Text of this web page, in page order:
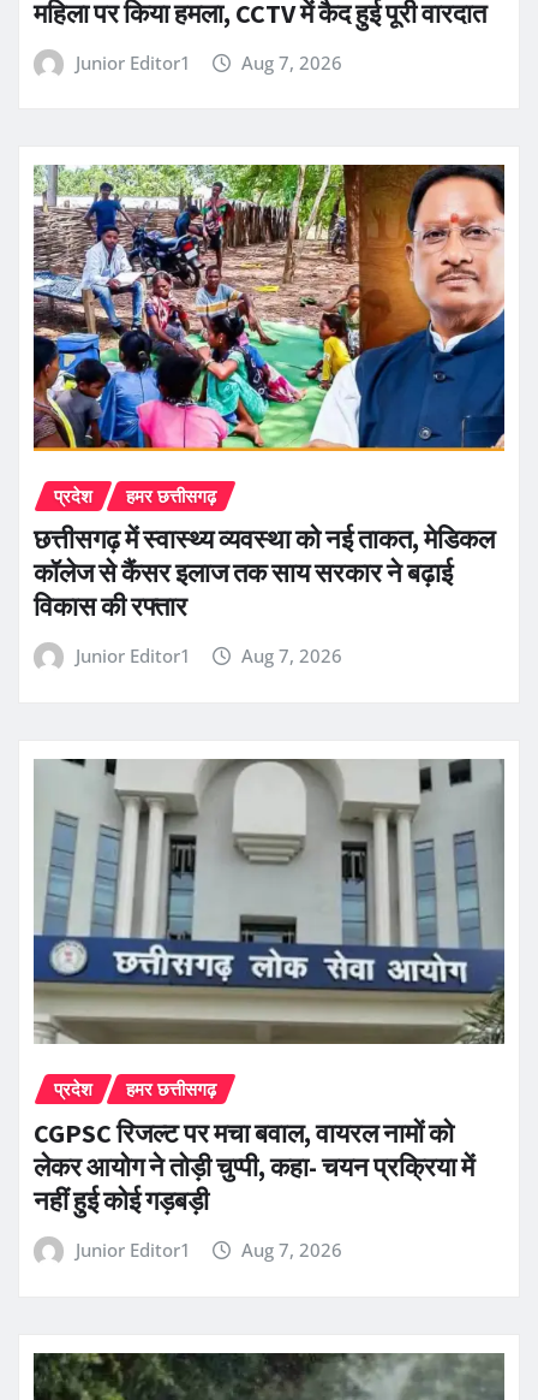
महिला पर किया हमला, CCTV में कैद हुई पूरी वारदात
Junior Editor1 Aug 7, 2026
प्रदेश हमर छत्तीसगढ़
छत्तीसगढ़ में स्वास्थ्य व्यवस्था को नई ताकत, मेडिकल
कॉलेज से कैंसर इलाज तक साय सरकार ने बढ़ाई
विकास की रफ्तार
Junior Editor1 Aug 7, 2026
प्रदेश हमर छत्तीसगढ़
CGPSC रिजल्ट पर मचा बवाल, वायरल नामों को
लेकर आयोग ने तोड़ी चुप्पी, कहा- चयन प्रक्रिया में
नहीं हुई कोई गड़बड़ी
Junior Editor1 Aug 7, 2026